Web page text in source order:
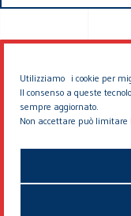
Utilizziamo i cookie per
Il consenso a queste
sempre aggiornato.
Non accettare può limitare